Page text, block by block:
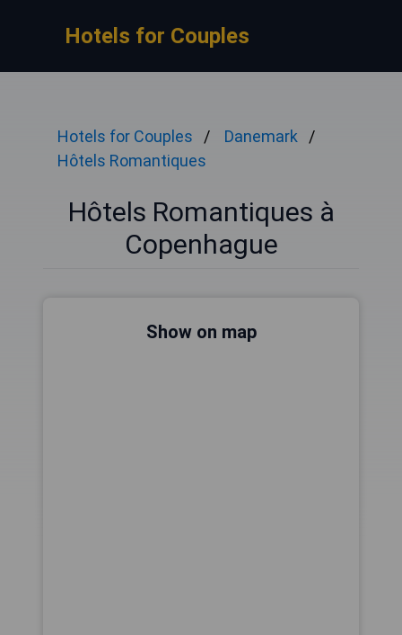
Hotels for Couples
Hotels for Couples
Danemark
Hôtels Romantiques
Hôtels Romantiques à
Copenhague
Show on map